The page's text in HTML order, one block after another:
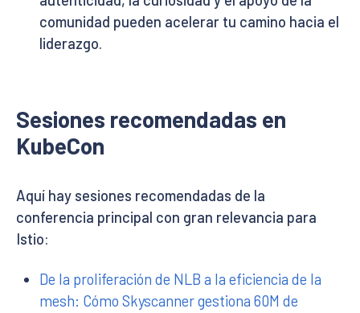
comunidad pueden acelerar tu camino hacia el
liderazgo.
Sesiones recomendadas en
KubeCon
Aquí hay sesiones recomendadas de la
conferencia principal con gran relevancia para
Istio:
De la proliferación de NLB a la eficiencia de la
mesh: Cómo Skyscanner gestiona 60M de